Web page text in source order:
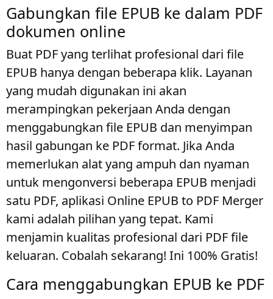
Gabungkan file EPUB ke dalam PDF
dokumen online
Buat PDF yang terlihat profesional dari file
EPUB hanya dengan beberapa klik. Layanan
yang mudah digunakan ini akan
merampingkan pekerjaan Anda dengan
menggabungkan file EPUB dan menyimpan
hasil gabungan ke PDF format. Jika Anda
memerlukan alat yang ampuh dan nyaman
untuk mengonversi beberapa EPUB menjadi
satu PDF, aplikasi Online EPUB to PDF Merger
kami adalah pilihan yang tepat. Kami
menjamin kualitas profesional dari PDF file
keluaran. Cobalah sekarang! Ini 100% Gratis!
Cara menggabungkan EPUB ke PDF